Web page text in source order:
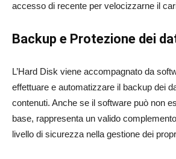
accesso di recente per velocizzarne il
Backup e Protezione dei
L’Hard Disk viene accompagnato da
effettuare e automatizzare il backup dei
contenuti. Anche se il software può non
base, rappresenta un valido
livello di sicurezza nella gestione dei